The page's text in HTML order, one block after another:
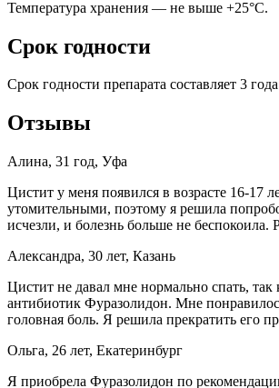
Температура хранения — не выше +25°C.
Срок годности
Срок годности препарата составляет 3
Отзывы
Алина, 31 год, Уфа
Цистит у меня появился в возрасте 16-17
утомительными, поэтому я решила
исчезли, и болезнь больше не
Александра, 30 лет, Казань
Цистит не давал мне нормально спать,
антибиотик Фуразолидон. Мне
головная боль. Я решила прекратить его
Ольга, 26 лет, Екатеринбург
Я приобрела Фуразолидон по